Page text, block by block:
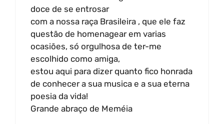
doce de se entrosar
com a nossa raça Brasileira , que ele faz
questão de homenagear em varias
ocasiões, só orgulhosa de ter-me
escolhido como amiga,
estou aqui para dizer quanto fico honrada
de conhecer a sua musica e a sua eterna
poesia da vida!
Grande abraço de Meméia